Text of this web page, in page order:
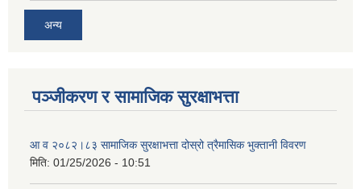
अन्य
पञ्जीकरण र सामाजिक सुरक्षाभत्ता
आ व २०८२।८३ सामाजिक सुरक्षाभत्ता दोस्रो त्रैमासिक भुक्तानी विवरण
मिति: 01/25/2026 - 10:51